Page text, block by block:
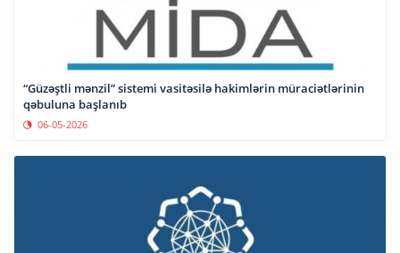
“Güzəştli mənzil” sistemi vasitəsilə hakimlərin müraciətlərinin
qəbuluna başlanıb
06-05-2026